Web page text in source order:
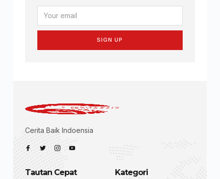
SIGN UP
Cerita Baik Indoensia
Tautan Cepat Kategori